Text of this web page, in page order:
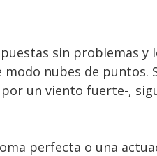
sin problemas y
nubes de puntos.
un viento fuerte-,
perfecta o una